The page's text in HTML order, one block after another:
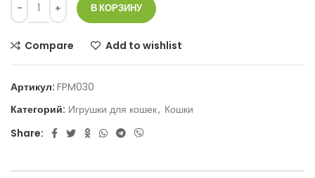
В КОРЗИНУ
Compare Add to wishlist
Артикул: FPM030
Категорий: Игрушки для кошек, Кошки
Share: